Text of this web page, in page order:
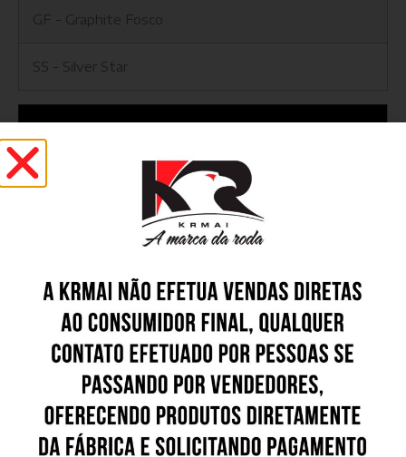
GF - Graphite Fosco
SS - Silver Star
ACABAMENTO DIAMANTADO
GD - Graphite Diamond
SD - Silver Diamond
Outros Modelos
R62